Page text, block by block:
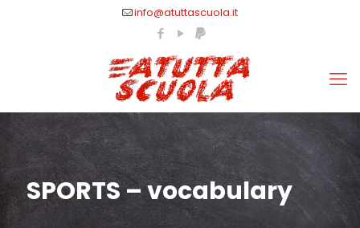
info@atuttascuola.it
SPORTS – vocabulary